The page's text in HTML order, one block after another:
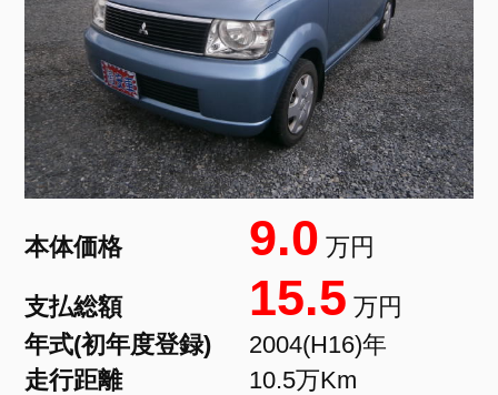
本体価格 9.0 万円
支払総額 15.5 万円
年式(初年度登録)
2004(H16)年
走行距離
10.5万Km